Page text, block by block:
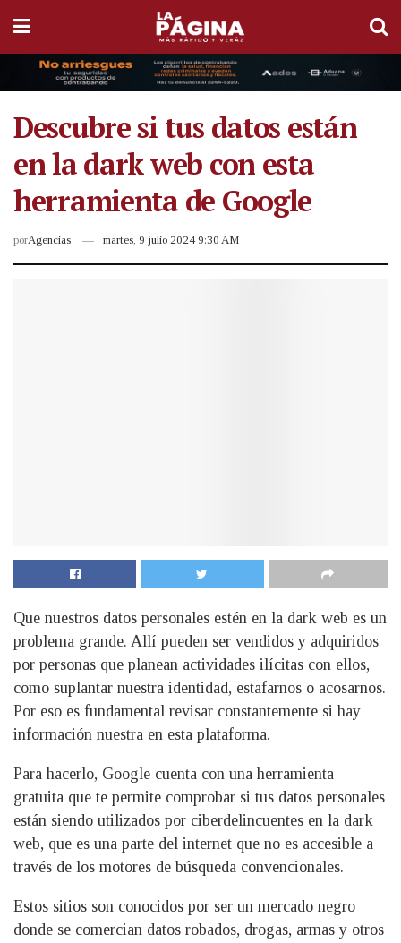
Descubre si tus datos están
en la dark web con esta
herramienta de Google
porAgencias martes, 9 julio 2024 9:30 AM
Que nuestros datos personales estén en la dark web es un
problema grande. Allí pueden ser vendidos y adquiridos
por personas que planean actividades ilícitas con ellos,
como suplantar nuestra identidad, estafarnos o acosarnos.
Por eso es fundamental revisar constantemente si hay
información nuestra en esta plataforma.
Para hacerlo, Google cuenta con una herramienta
gratuita que te permite comprobar si tus datos personales
están siendo utilizados por ciberdelincuentes en la dark
web, que es una parte del internet que no es accesible a
través de los motores de búsqueda convencionales.
Estos sitios son conocidos por ser un mercado negro
donde se comercian datos robados, drogas, armas y otros